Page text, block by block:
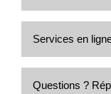
Services en
Questions ?